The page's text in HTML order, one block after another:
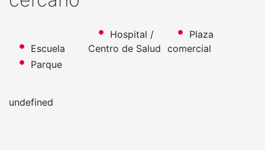
Escuela
Hospital /
Centro de Salud
Plaza
comercial
Parque
undefined